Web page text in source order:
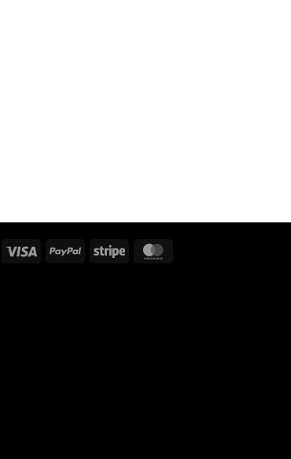
Visa PayPal Stripe